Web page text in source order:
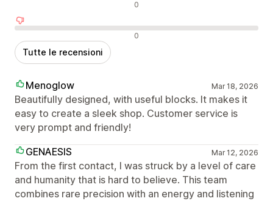
0
0
Tutte le recensioni
Menoglow Mar 18, 2026
Beautifully designed, with useful blocks. It makes it
easy to create a sleek shop. Customer service is
very prompt and friendly!
GENAESIS
Mar 12, 2026
From the first contact, I was struck by a level of care
and humanity that is hard to believe. This team
combines rare precision with an energy and listening